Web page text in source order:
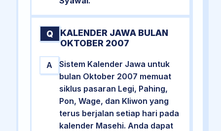
Q
KALENDER JAWA BULAN
OKTOBER 2007
A
Sistem Kalender Jawa untuk
bulan Oktober 2007 memuat
siklus pasaran Legi, Pahing,
Pon, Wage, dan Kliwon yang
terus berjalan setiap hari pada
kalender Masehi. Anda dapat